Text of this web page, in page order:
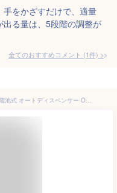
をかざすだけで、適量
る量は、5段階の調整が
全てのおすすめコメント (1件) >
Umbra アンブラ オット センサーポンプ 電池式 オートディスペンサー OTTO SENSOR PUMP 250ml センサーポンプ アルコール対応 コードレス キッチン 液体洗剤 洗面所 液体石けん ハンドソープ ジェル 自動 アルコール 噴霧器 自動 手指消毒器 自動 ディスペンサー 特許取得